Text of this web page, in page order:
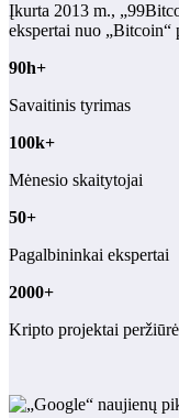
Įkurta 2013 m.,
ekspertai nuo „Bitcoin“
90h+
Savaitinis tyrimas
100k+
Mėnesio skaitytojai
50+
Pagalbininkai ekspertai
2000+
Kripto projektai